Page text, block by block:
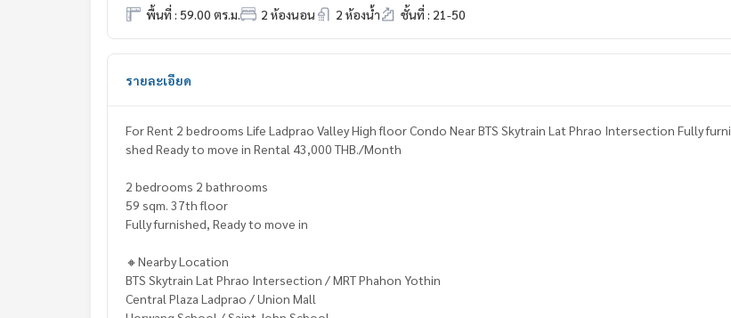
พื้นที่ : 59.00 ตร.ม. 2 ห้องนอน 2 ห้องน้ำ ชั้นที่ : 21-50
รายละเอียด
For Rent 2 bedrooms Life Ladprao Valley High floor Condo Near BTS Skytrain Lat Phrao Intersection Fully furni
shed Ready to move in Rental 43,000 THB./Month
2 bedrooms 2 bathrooms
59 sqm. 37th floor
Fully furnished, Ready to move in
🔸Nearby Location
BTS Skytrain Lat Phrao Intersection / MRT Phahon Yothin
Central Plaza Ladprao / Union Mall